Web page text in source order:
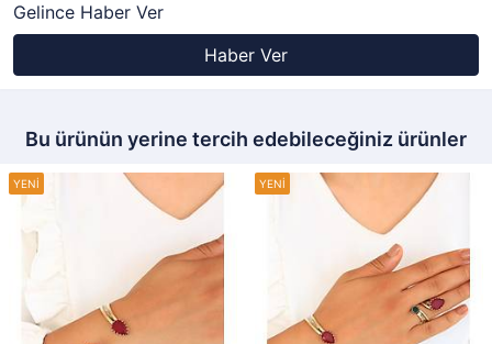
Gelince Haber Ver
Haber Ver
Bu ürünün yerine tercih edebileceğiniz ürünler